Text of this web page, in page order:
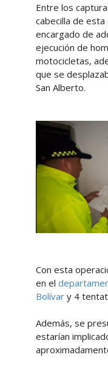
Entre los
cabecilla de
encargado de
ejecución de
motocicletas,
que se
San Alberto.
Con esta
en el
Bolívary 4
Además, se
estarían